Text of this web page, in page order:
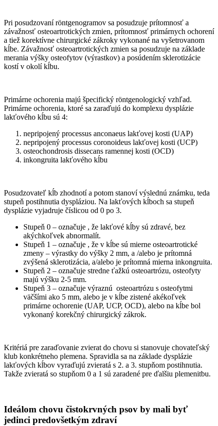
Pri posudzovaní röntgenogramov sa posudzuje prítomnosť a
závažnosť osteoartrotických zmien, prítomnosť primárnych ochorení
a tiež korektívne chirurgické zákroky vykonané na vyšetrovanom
kĺbe. Závažnosť osteoartrotických zmien sa posudzuje na základe
merania výšky osteofytov (výrastkov) a posúdením sklerotizácie
kostí v okolí kĺbu.
Primárne ochorenia majú špecifický röntgenologický vzhľad.
Primárne ochorenia, ktoré sa zaraďujú do komplexu dysplázie
lakťového kĺbu sú 4:
nepripojený processus anconaeus lakťovej kosti (UAP)
nepripojený processus coronoideus lakťovej kosti (UCP)
osteochondrosis dissecans ramennej kosti (OCD)
inkongruita lakťového kĺbu
Posudzovateľ kĺb zhodnotí a potom stanoví výslednú známku, teda
stupeň postihnutia dyspláziou. Na lakťových kĺboch sa stupeň
dysplázie vyjadruje číslicou od 0 po 3.
Stupeň 0 – označuje , že lakťové kĺby sú zdravé, bez
akýchkoľvek abnormalít.
Stupeň 1 – označuje , že v kĺbe sú mierne osteoartrotické
zmeny – výrastky do výšky 2 mm, a /alebo je prítomná
zvýšená sklerotizácia, a/alebo je prítomná mierna inkongruita.
Stupeň 2 – označuje stredne ťažkú osteoartrózu, osteofyty
majú výšku 2-5 mm.
Stupeň 3 – označuje výraznú osteoartrózu s osteofytmi
väčšími ako 5 mm, alebo je v kĺbe zistené akékoľvek
primárne ochorenie (UAP, UCP, OCD), alebo na kĺbe bol
vykonaný korekčný chirurgický zákrok.
Kritériá pre zaraďovanie zvierat do chovu si stanovuje chovateľský
klub konkrétneho plemena. Spravidla sa na základe dysplázie
lakťových kĺbov vyraďujú zvieratá s 2. a 3. stupňom postihnutia.
Takže zvieratá so stupňom 0 a 1 sú zaradené pre ďalšiu plemenitbu.
Ideálom chovu čistokrvných psov by mali byť
jedinci predovšetkým zdraví